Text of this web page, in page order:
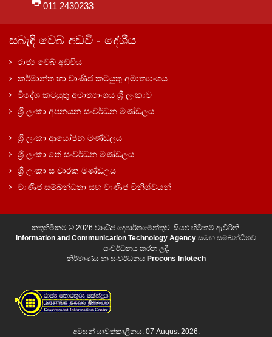
011 2430233
සබැඳි වෙබ් අඩවි - දේශීය
රාජ්‍ය වෙබ් අඩවිය
කර්මාන්ත හා වාණිජ කටයුතු අමාත්‍යාංශය
විදේශ කටයුතු අමාත්‍යාංශය ශ්‍රී ලංකාව
ශ්‍රී ලංකා අපනයන සංවර්ධන මණ්ඩලය
ශ්‍රී ලංකා ආයෝජන මණ්ඩලය
ශ්‍රී ලංකා තේ සංවර්ධන මණ්ඩලය
ශ්‍රී ලංකා සංචාරක මණ්ඩලය
වාණිජ සම්බන්ධතා සහ වාණිජ විනිශ්චයන්
කතුහිමිකම © 2026 වාණිජ දෙපාර්තමේන්තුව. සියළු හිමිකම් ඇවිරිනි.
Information and Communication Technology Agency සමඟ සම්බන්ධිතව
සංවර්ධනය කරන ලදී.
නිර්මාණය හා සංවර්ධනය Procons Infotech
අවසන් යාවත්කාලීනය: 07 August 2026.